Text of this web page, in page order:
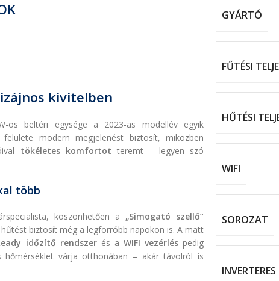
kivitelben
os beltéri egysége a 2023-as modellév egyik
modern megjelenést biztosít, miközben
tökéletes komfortot teremt – legyen szó
több
köszönhetően a „Simogató szellő”
biztosít még a legforróbb napokon is. A matt
időzítő rendszerés a WIFI vezérléspedig
hőmérséklet várja otthonában – akár távolról is
GYÁRTÓ
FŰTÉSI
HŰTÉSI
WIFI
SOROZAT
INVERTERES